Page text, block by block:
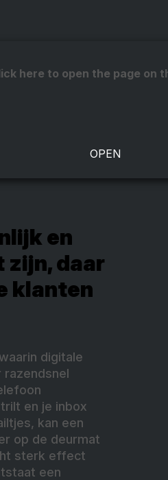
here to open the page on
en
zijn, daar
klanten
digitale
razendsnel
en je inbox
kan een
op de deurmat
sterk effect
een